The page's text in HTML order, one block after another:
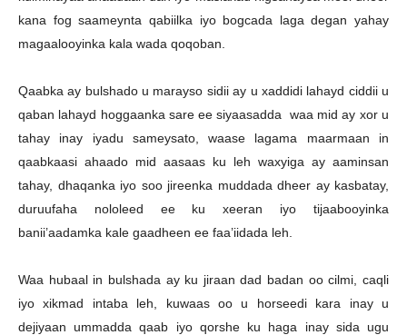
kana fog saameynta qabiilka iyo bogcada laga degan yahay
magaalooyinka kala wada qoqoban.
Qaabka ay bulshado u marayso sidii ay u xaddidi lahayd ciddii u
qaban lahayd hoggaanka sare ee siyaasadda waa mid ay xor u
tahay inay iyadu sameysato, waase lagama maarmaan in
qaabkaasi ahaado mid aasaas ku leh waxyiga ay aaminsan
tahay, dhaqanka iyo soo jireenka muddada dheer ay kasbatay,
duruufaha nololeed ee ku xeeran iyo tijaabooyinka
banii’aadamka kale gaadheen ee faa’iidada leh.
Waa hubaal in bulshada ay ku jiraan dad badan oo cilmi, caqli
iyo xikmad intaba leh, kuwaas oo u horseedi kara inay u
dejiyaan ummadda qaab iyo qorshe ku haga inay sida ugu